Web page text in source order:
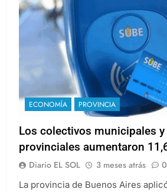
ECONOMÍA PROVINCIA
Los colectivos municipales
provinciales aumentaron
Diario EL SOL 3 meses atrás 0
La provincia de Buenos Aires